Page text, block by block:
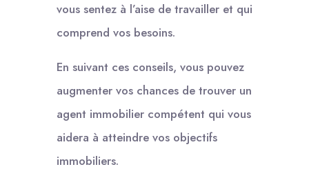
vous sentez à l’aise de travailler et qui
comprend vos besoins.
En suivant ces conseils, vous pouvez
augmenter vos chances de trouver un
agent immobilier compétent qui vous
aidera à atteindre vos objectifs
immobiliers.